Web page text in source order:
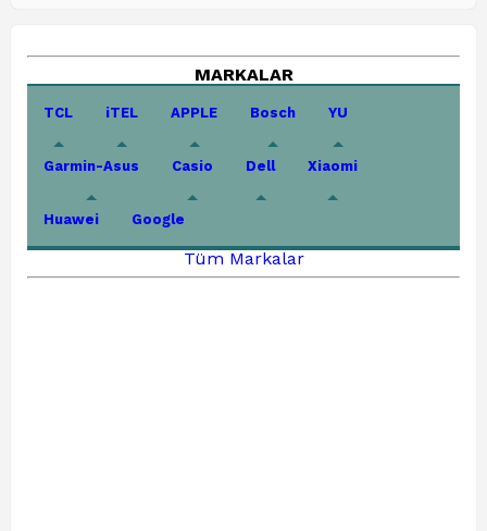
MARKALAR
TCL iTEL APPLE Bosch YU
Garmin-Asus Casio Dell Xiaomi
Huawei Google
Tüm Markalar